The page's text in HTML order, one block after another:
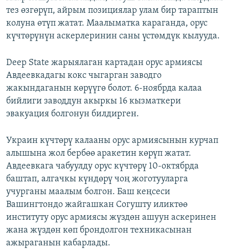
тез өзгөрүп, айрым позициялар улам бир тараптын
колуна өтүп жатат. Маалыматка караганда, орус
күчтөрүнүн аскерлеринин саны үстөмдүк кылууда.
Deep State жарыялаган картадан орус армиясы
Авдеевкадагы кокс чыгарган заводго
жакындаганын көрүүгө болот. 6-ноябрда калаа
бийлиги заводдун акыркы 16 кызматкери
эвакуация болгонун билдирген.
Украин күчтөрү калааны орус армиясынын курчап
алышына жол бербөө аракетин көрүп жатат.
Авдеевкага чабуулду орус күчтөрү 10-октябрда
баштап, алгачкы күндөрү чоң жоготууларга
учурганы маалым болгон. Баш кеңсеси
Вашингтондо жайгашкан Согушту иликтөө
институту орус армиясы жүздөн ашуун аскеринен
жана жүздөн көп брондолгон техникасынан
ажыраганын кабарлады.